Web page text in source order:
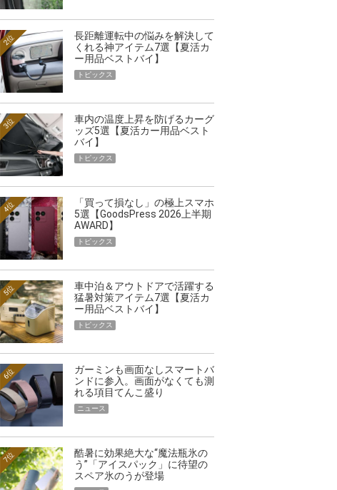
長距離運転中の悩みを解決して
くれる神アイテム7選【夏活カ
ー用品ベストバイ】
2位
トピックス
車内の温度上昇を防げるカーグ
ッズ5選【夏活カー用品ベスト
バイ】
3位
トピックス
「買って損なし」の極上スマホ
5選【GoodsPress 2026上半期
AWARD】
4位
トピックス
車中泊＆アウトドアで活躍する
猛暑対策アイテム7選【夏活カ
ー用品ベストバイ】
5位
トピックス
ガーミンも画面なしスマートバ
ンドに参入。画面がなくても測
れる項目てんこ盛り
6位
ニュース
酷暑に効果絶大な“魔法瓶氷の
う”「アイスパック」に待望の
スペア氷のうが登場
7位